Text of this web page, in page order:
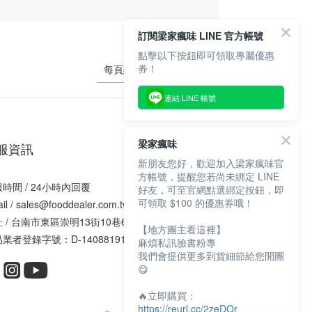
每頁顯示 24 個
資訊
時間 / 24小時內回覆
/ sales@fooddealer.com.tw
/ 台南市東區崇明13街10巷62號1樓
業者登錄字號：D-140881917-00000-9
訂閱梁家瘋味 LINE 官方帳號
點擊以下按鈕即可領取專屬優惠
券！
連結 LINE 帳號
梁家瘋味
新朋友您好，歡迎加入梁家瘋味官
方帳號，提醒您若尚未綁定 LINE
好友，可至官網點選綁定按鈕，即
可領取 $100 的優惠券哦！
【地方團主看這裡】
麻煩私訊臉書粉專
我們會提供更多到貨細節給您開團
😋
🔥立即購買：
https://reurl.cc/2zeDOr